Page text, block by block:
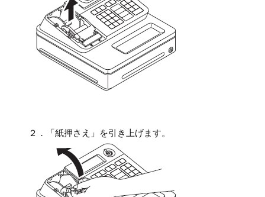
２．「紙押さえ」を引き上げます。